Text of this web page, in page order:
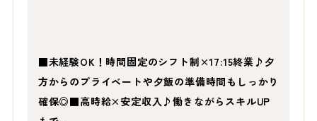
■未経験OK！時間固定のシフト制×17:15終業♪夕
方からのプライベートや夕飯の準備時間もしっかり
確保◎■高時給×安定収入♪働きながらスキルUP